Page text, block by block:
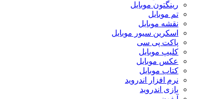
رینگتون موبایل
تم موبایل
نقشه موبایل
اسکرین سیور موبایل
پاکت پی سی
کلیپ موبایل
عکس موبایل
کتاب موبایل
نرم افزار اندروید
بازی اندروید